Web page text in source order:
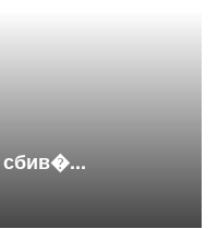
сбив�...